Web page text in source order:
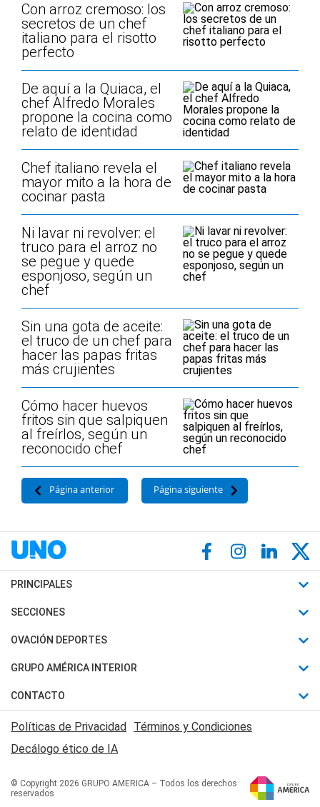
Con arroz cremoso: los
secretos de un chef
italiano para el risotto
perfecto
De aquí a la Quiaca, el
chef Alfredo Morales
propone la cocina como
relato de identidad
Chef italiano revela el
mayor mito a la hora de
cocinar pasta
Ni lavar ni revolver: el
truco para el arroz no
se pegue y quede
esponjoso, según un
chef
Sin una gota de aceite:
el truco de un chef para
hacer las papas fritas
más crujientes
Cómo hacer huevos
fritos sin que salpiquen
al freírlos, según un
reconocido chef
Página anterior Página siguiente
PRINCIPALES
Últimas Noticias
Política
Judiciales
Economia
SECCIONES
Horóscopo
Motores
Trucos caseros
Series y Películas
Edictos y Solicitadas
OVACIÓN DEPORTES
Fútbol
Mundial
Automovilismo
Rugby
Básquet
GRUPO AMÉRICA INTERIOR
Canal 7 en Vivo
San Juan 8
CONTACTO
Acerca de Nosotros
Contactanos
Políticas de Privacidad Términos y Condiciones
Decálogo ético de IA
© Copyright 2026 GRUPO AMERICA – Todos los derechos
reservados